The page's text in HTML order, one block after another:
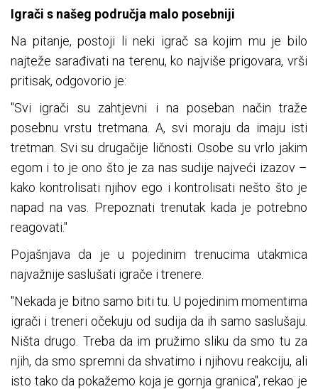
Igrači s našeg područja malo posebniji
Na pitanje, postoji li neki igrač sa kojim mu je bilo
najteže sarađivati na terenu, ko najviše prigovara, vrši
pritisak, odgovorio je:
"Svi igrači su zahtjevni i na poseban način traže
posebnu vrstu tretmana. A, svi moraju da imaju isti
tretman. Svi su drugačije ličnosti. Osobe su vrlo jakim
egom i to je ono što je za nas sudije najveći izazov –
kako kontrolisati njihov ego i kontrolisati nešto što je
napad na vas. Prepoznati trenutak kada je potrebno
reagovati."
Pojašnjava da je u pojedinim trenucima utakmica
najvažnije saslušati igrače i trenere.
"Nekada je bitno samo biti tu. U pojedinim momentima
igrači i treneri očekuju od sudija da ih samo saslušaju.
Ništa drugo. Treba da im pružimo sliku da smo tu za
njih, da smo spremni da shvatimo i njihovu reakciju, ali
isto tako da pokažemo koja je gornja granica", rekao je